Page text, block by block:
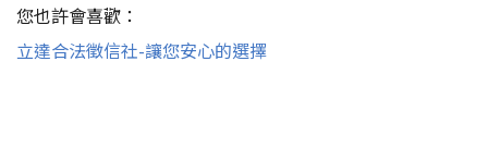
您也許會喜歡：
立達合法徵信社-讓您安心的選擇